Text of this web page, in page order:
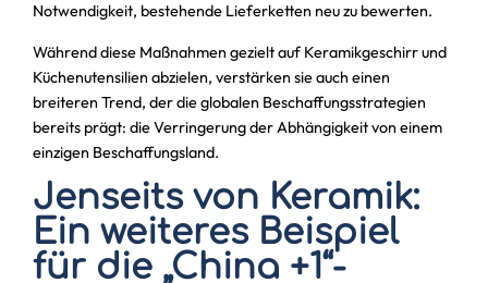
Notwendigkeit, bestehende Lieferketten neu zu bewerten.
Während diese Maßnahmen gezielt auf Keramikgeschirr und
Küchenutensilien abzielen, verstärken sie auch einen
breiteren Trend, der die globalen Beschaffungsstrategien
bereits prägt: die Verringerung der Abhängigkeit von einem
einzigen Beschaffungsland.
Jenseits von Keramik:
Ein weiteres Beispiel
für die „China +1“-